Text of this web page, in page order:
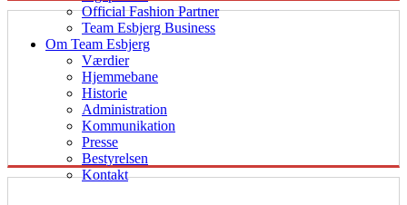
Official Fashion Partner
Team Esbjerg Business
Om Team Esbjerg
Værdier
Hjemmebane
Historie
Administration
Kommunikation
Presse
Bestyrelsen
Kontakt